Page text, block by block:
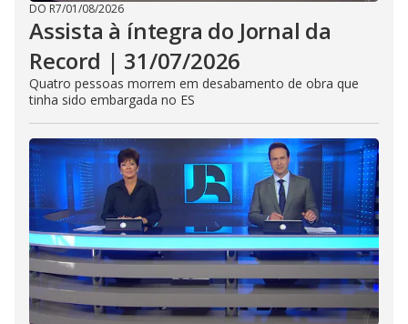
DO R7/01/08/2026
Assista à íntegra do Jornal da
Record | 31/07/2026
Quatro pessoas morrem em desabamento de obra que
tinha sido embargada no ES